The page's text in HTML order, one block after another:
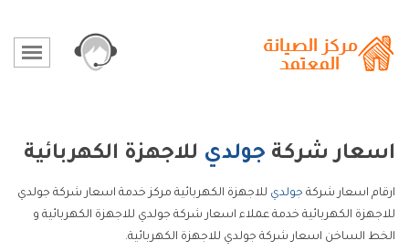
اسعار شركة جولدي للاجهزة الكهربائية
ارقام اسعار شركة جولدي للاجهزة الكهربائية مركز خدمة اسعار شركة جولدي
للاجهزة الكهربائية خدمة عملاء اسعار شركة جولدي للاجهزة الكهربائية و
الخط الساخن اسعار شركة جولدي للاجهزة الكهربائية.